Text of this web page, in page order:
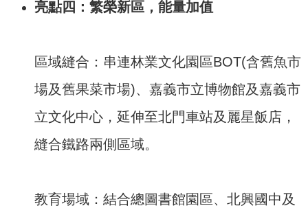
亮點四：繁榮新區，能量加值
區域縫合：串連林業文化園區BOT(含舊魚市
場及舊果菜市場)、嘉義市立博物館及嘉義市
立文化中心，延伸至北門車站及麗星飯店，
縫合鐵路兩側區域。
教育場域：結合總圖書館園區、北興國中及